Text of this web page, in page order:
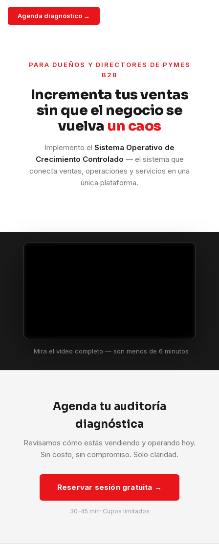
Agenda diagnóstico →
PARA DUEÑOS Y DIRECTORES DE PYMES
B2B
Incrementa tus ventas
sin que el negocio se
vuelva un caos
Implemento el Sistema Operativo de
Crecimiento Controlado — el sistema que
conecta ventas, operaciones y servicios en una
única plataforma.
Mira el video completo — son menos de 6 minutos
Agenda tu auditoría
diagnóstica
Revisamos cómo estás vendiendo y operando hoy.
Sin costo, sin compromiso. Solo claridad.
Reservar sesión gratuita →
30–45 min· Cupos limitados